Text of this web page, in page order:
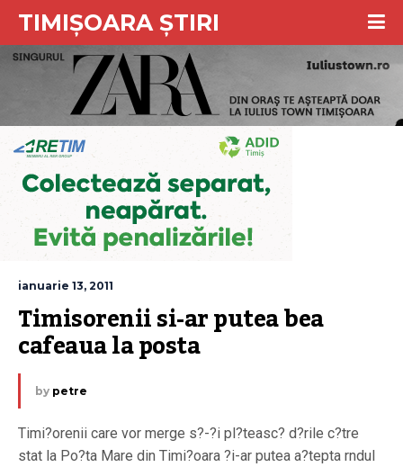
TIMIȘOARA ȘTIRI
ianuarie 13, 2011
Timisorenii si-ar putea bea
cafeaua la posta
by petre
Timi?orenii care vor merge s?-?i pl?teasc? d?rile c?tre
stat la Po?ta Mare din Timi?oara ?i-ar putea a?tepta rndul